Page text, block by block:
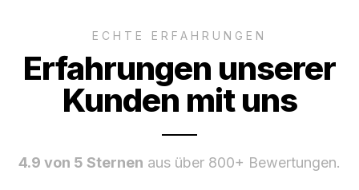
ECHTE ERFAHRUNGEN
Erfahrungen unserer
Kunden mit uns
4.9 von 5 Sternen aus über 800+ Bewertungen.